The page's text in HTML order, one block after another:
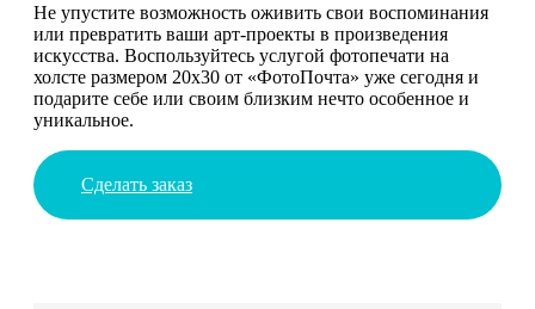
Не упустите возможность оживить свои воспоминания
или превратить ваши арт-проекты в произведения
искусства. Воспользуйтесь услугой фотопечати на
холсте размером 20х30 от «ФотоПочта» уже сегодня и
подарите себе или своим близким нечто особенное и
уникальное.
Сделать заказ